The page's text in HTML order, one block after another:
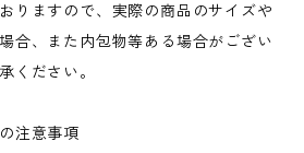
りますので、実際の商品のサイズや
合、また内包物等ある場合がござい
ください。
注意事項